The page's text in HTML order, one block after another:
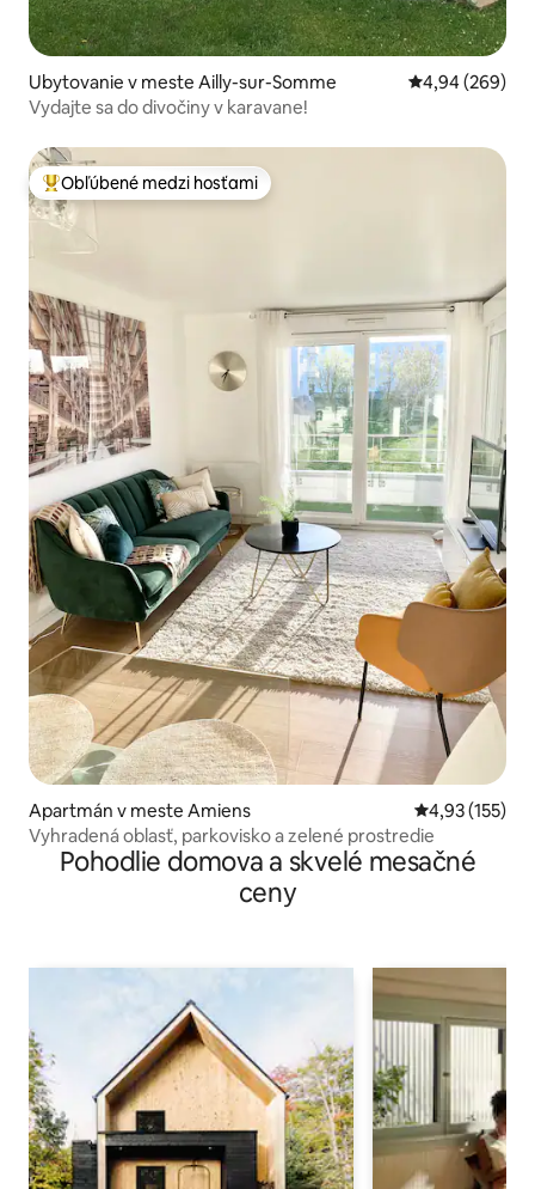
Ubytovanie v meste Ailly-sur-Somme Priemerné
4,94 (269)
Vydajte sa do divočiny v karavane!
Najobľúbenejšie medzi hosťami
Obľúbené medzi hosťami
Apartmán v meste Amiens Priemerné
4,93 (155)
Vyhradená oblasť, parkovisko a zelené prostredie
Pohodlie domova a skvelé mesačné
ceny